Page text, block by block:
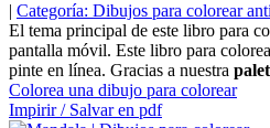
| Categoría: Dibujos para colorear
El tema principal de este libro para
pantalla móvil. Este libro para
pinte en línea. Gracias a nuestra
Colorea una dibujo para colorear
Impirir / Salvar en pdf